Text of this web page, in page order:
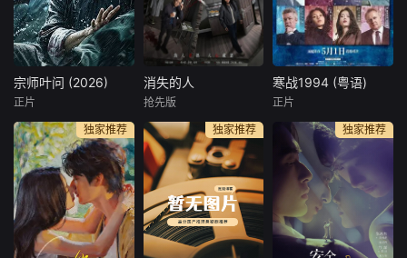
闽领事的美丽女儿
——时，他的人生
发生了改变。两个
灵魂如此相似的
人，一段不可能的
爱情就此展开
的危险操纵之中
——一个不惜一切
代价掩盖真相的
人。
宗师叶问 (2026)
五十年代香港官商
沆瀣一气。英商勾
结黑帮强拆工厂压
榨劳工，叶问挺身
仗义执言，遭多方
联手构陷，蒙谋杀
罪入狱。狱中黑帮
宗师叶问 (2026)
正片
消失的人
邱泽
一个寻常的清晨，
唐宇（郑恺 饰）的
儿子在楼梯间凭空
消失；隔壁单元
里，独居女孩林雨
彤（刘浩存 饰）在
消失的人
抢先版
寒战1994 (粤语)
吴慷仁
2017年，李文彬
（梁家辉 饰）突然
失踪，与此同时，
蔡元祺在英国惨遭
暗杀。为此，刘杰
辉（郭富城 饰）向
寒战1994 (粤语)
正片
独家推荐
独家推荐 独家推荐